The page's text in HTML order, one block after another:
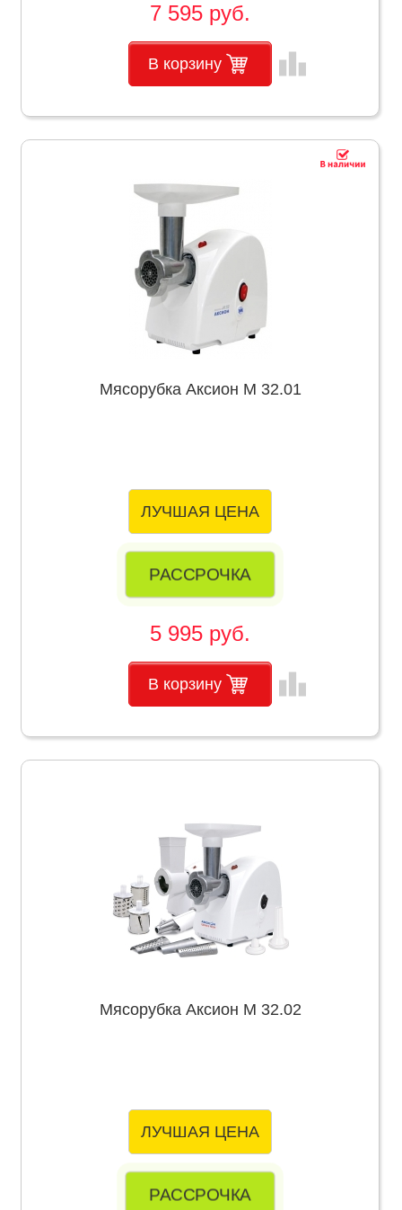
7 595 руб.
В корзину leaderboard
Мясорубка Аксион М 32.01
ЛУЧШАЯ ЦЕНА
РАССРОЧКА
5 995 руб.
В корзину leaderboard
Мясорубка Аксион М 32.02
ЛУЧШАЯ ЦЕНА
РАССРОЧКА